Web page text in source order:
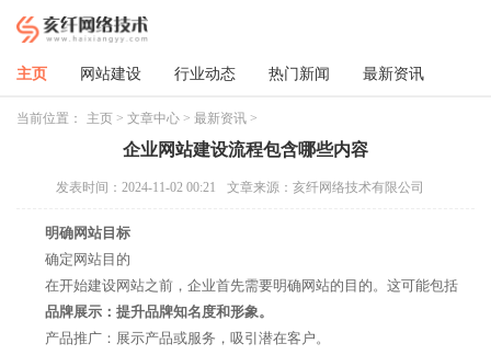
主页 网站建设 行业动态 热门新闻 最新资讯
当前位置： 主页 > 文章中心 > 最新资讯 >
企业网站建设流程包含哪些内容
发表时间：2024-11-02 00:21 文章来源：亥纤网络技术有限公司
明确网站目标
确定网站目的
在开始建设网站之前，企业首先需要明确网站的目的。这可能包括
品牌展示：提升品牌知名度和形象。
产品推广：展示产品或服务，吸引潜在客户。